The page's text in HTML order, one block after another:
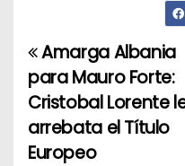
N
a
v
Amarga Albania
para Mauro Forte:
Cristobal Lorente
arrebata el Título
Europeo